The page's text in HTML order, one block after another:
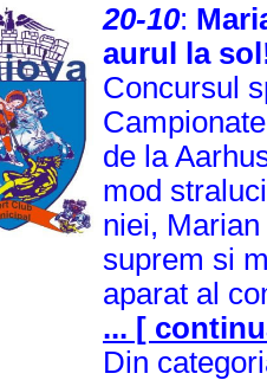
20-10:
aurul la
Concursul
de la
mod
niei,
suprem si
aparat al
... [
Din